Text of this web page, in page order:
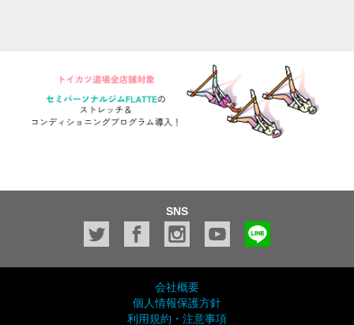
SNS
会社概要
個人情報保護方針
利用規約・注意事項